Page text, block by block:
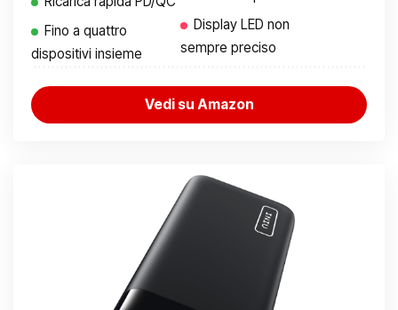
Fino a quattro
dispositivi insieme
Display LED non
sempre preciso
Vedi su Amazon